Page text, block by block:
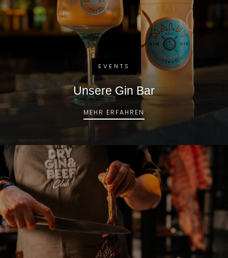
EVENTS
Unsere Gin Bar
MEHR ERFAHREN UNSERE GIN BAR